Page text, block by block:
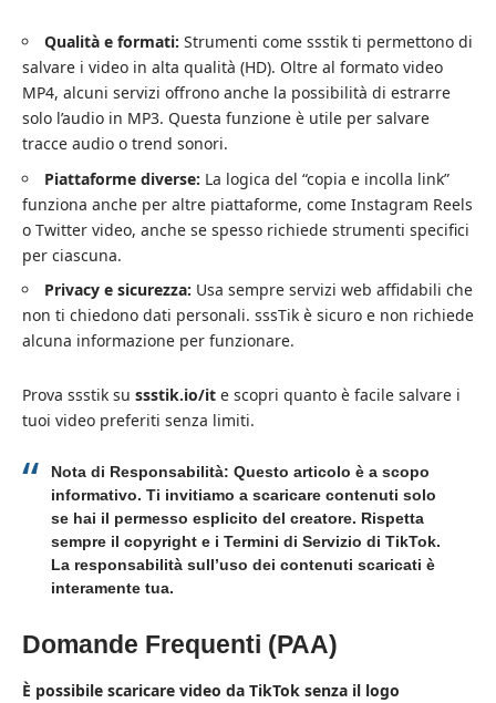
Qualità e formati: Strumenti come ssstik ti permettono di
salvare i video in alta qualità (HD). Oltre al formato video
MP4, alcuni servizi offrono anche la possibilità di estrarre
solo l’audio in MP3. Questa funzione è utile per salvare
tracce audio o trend sonori.
Piattaforme diverse: La logica del “copia e incolla link”
funziona anche per altre piattaforme, come Instagram Reels
o Twitter video, anche se spesso richiede strumenti specifici
per ciascuna.
Privacy e sicurezza: Usa sempre servizi web affidabili che
non ti chiedono dati personali. sssTik è sicuro e non richiede
alcuna informazione per funzionare.
Prova ssstik su ssstik.io/it e scopri quanto è facile salvare i
tuoi video preferiti senza limiti.
Nota di Responsabilità: Questo articolo è a scopo
informativo. Ti invitiamo a scaricare contenuti solo
se hai il permesso esplicito del creatore. Rispetta
sempre il copyright e i Termini di Servizio di TikTok.
La responsabilità sull’uso dei contenuti scaricati è
interamente tua.
Domande Frequenti (PAA)
È possibile scaricare video da TikTok senza il logo